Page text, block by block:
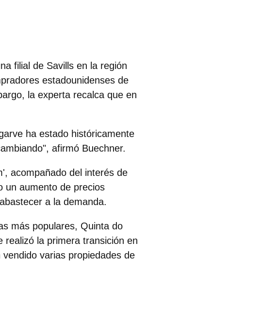
filial de Savills en la región
estadounidenses de
la experta recalca que en
ha estado históricamente
afirmó Buechner.
acompañado del interés de
un aumento de precios
a la demanda.
más populares, Quinta do
realizó la primera transición en
vendido varias propiedades de